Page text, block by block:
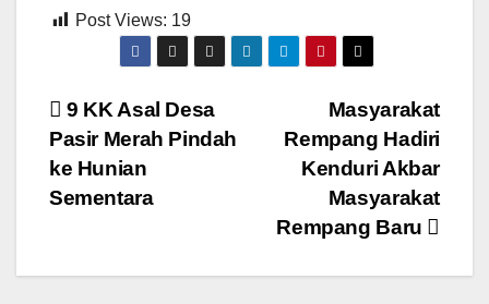
Post Views: 19
Navigasi
pos
Masyarakat
Rempang Hadiri
Kenduri Akbar
Masyarakat
Rempang Baru
9 KK Asal Desa
Pasir Merah Pindah
ke Hunian
Sementara